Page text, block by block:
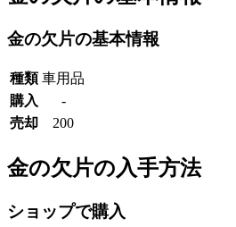
金の欠片の基本情報
種類 車用品
購入
-
売却
200
金の欠片の入手方法
ショップで購入